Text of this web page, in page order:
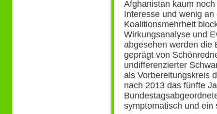
Afghanistan kaum
Interesse und wenig
Koalitionsmehrheit
Wirkungsanalyse und
abgesehen werden die
geprägt von
undifferenzierter
als Vorbereitungskreis
nach 2013 das fünfte
symptomatisch und ein